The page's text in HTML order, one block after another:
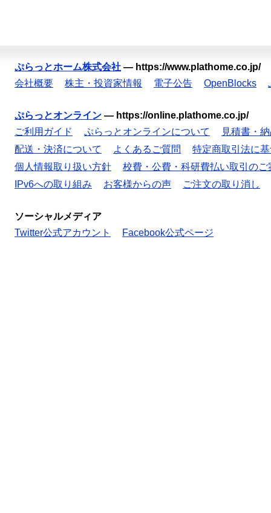
ぷらっとホーム株式会社 — https://www.plathome.co.jp/
会社概要
株主・投資家情報 電子公告 OpenBlocks
ぷらっとオンライン — https://online.plathome.co.jp/
ご利用ガイド
ぷらっとオンラインについて
見積書・
配送・決済について
よくあるご質問
特定商取引法に
個人情報取り扱い方針
校費・公費・科研費払い取引のご
IPv6への取り組み
お客様からの声 ご注文の取り消し
ソーシャルメディア
Twitter公式アカウント
Facebook公式ページ